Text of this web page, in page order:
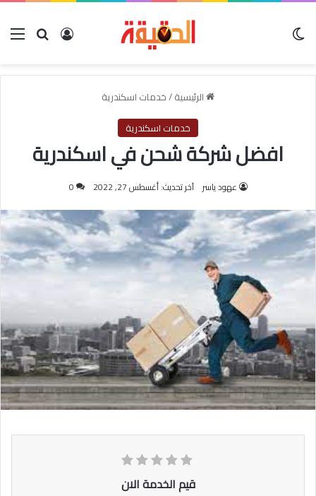
بحث عنتسجيل
الرئيسية/خدمات اسكندرية
خدمات اسكندرية
افضل شركة شحن في اسكندرية
عهود ياسر آخر تحديث: أغسطس 27, 2022 0
قيم الخدمة الان